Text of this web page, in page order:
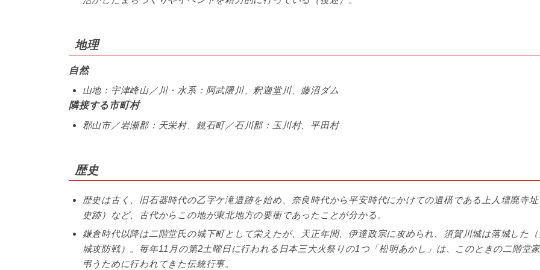
地理
自然
山地：宇津峰山／川・水系：阿武隈川、釈迦堂川、藤沼ダム
隣接する市町村
郡山市／岩瀬郡：天栄村、鏡石町／石川郡：玉川村、平田村
歴史
歴史は古く、旧石器時代の乙字ケ滝遺跡を始め、奈良時代から平安時代にかけての遺構である上人壇廃寺
史跡）など、古代からこの地が東北地方の要衝であったことが分かる。
鎌倉時代以降は二階堂氏の城下町として栄えたが、天正年間、伊達政宗に攻められ、須賀川城は落城した
城攻防戦）。毎年11月の第2土曜日に行われる日本三大火祭りの1つ「松明あかし」は、このときの二階堂
弔うために行われてきた伝統行事。